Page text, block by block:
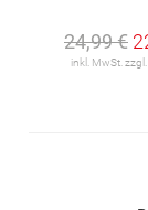
24,99 €
inkl. MwSt. zzgl.